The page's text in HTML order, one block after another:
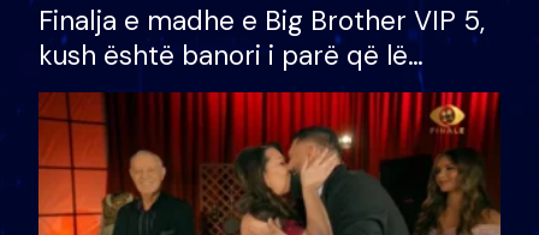
Finalja e madhe e Big Brother VIP 5,
kush është banori i parë që lë
shtëpinë dhe humb mundësinë për
të fituar çmimin e madh